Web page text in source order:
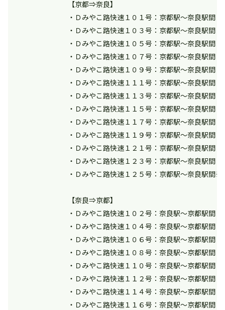
【京都⇒奈良】
・Ｄみやこ路快速１０１号：京都駅～奈良駅間
・Ｄみやこ路快速１０３号：京都駅～奈良駅間
・Ｄみやこ路快速１０５号：京都駅～奈良駅間
・Ｄみやこ路快速１０７号：京都駅～奈良駅間
・Ｄみやこ路快速１０９号：京都駅～奈良駅間
・Ｄみやこ路快速１１１号：京都駅～奈良駅間
・Ｄみやこ路快速１１３号：京都駅～奈良駅間
・Ｄみやこ路快速１１５号：京都駅～奈良駅間
・Ｄみやこ路快速１１７号：京都駅～奈良駅間
・Ｄみやこ路快速１１９号：京都駅～奈良駅間
・Ｄみやこ路快速１２１号：京都駅～奈良駅間
・Ｄみやこ路快速１２３号：京都駅～奈良駅間
・Ｄみやこ路快速１２５号：京都駅～奈良駅間※
【奈良⇒京都】
・Ｄみやこ路快速１０２号：奈良駅～京都駅間
・Ｄみやこ路快速１０４号：奈良駅～京都駅間
・Ｄみやこ路快速１０６号：奈良駅～京都駅間
・Ｄみやこ路快速１０８号：奈良駅～京都駅間
・Ｄみやこ路快速１１０号：奈良駅～京都駅間
・Ｄみやこ路快速１１２号：奈良駅～京都駅間
・Ｄみやこ路快速１１４号：奈良駅～京都駅間
・Ｄみやこ路快速１１６号：奈良駅～京都駅間